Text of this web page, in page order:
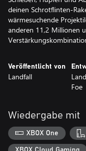
deinen Schrotflinten-
wärmesuchende
anderen 11,2 Millionen
Veröffentlicht von
Landfall
Foe
Wiedergabe mit
XBOX One